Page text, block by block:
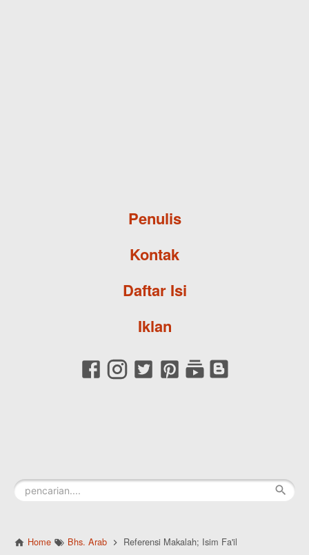
Penulis
Kontak
Daftar Isi
Iklan
Home Bhs. Arab Referensi Makalah; Isim Fa'il